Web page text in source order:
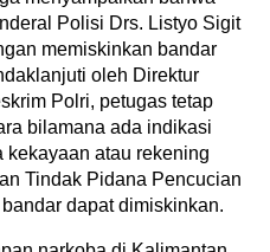
Polisi Drs. Listyo Sigit
memiskinkan bandar
oleh Direktur
Polri, petugas tetap
bilamana ada indikasi
kekayaan atau rekening
Tindak Pidana Pencucian
dapat dimiskinkan.